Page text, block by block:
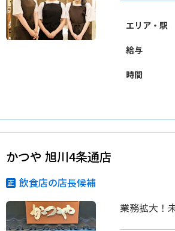
エリア・駅
給与
時間
かつや 旭川4条通店
飲食店の店長候補
業務拡大！